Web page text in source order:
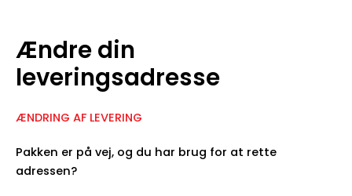
Ændre din
leveringsadresse
ÆNDRING AF LEVERING
Pakken er på vej, og du har brug for at rette
adressen?